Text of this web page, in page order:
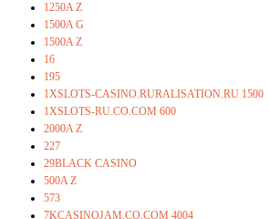
1250A Z
1500A G
1500A Z
16
195
1XSLOTS-CASINO.RURALISATION.RU 1500
1XSLOTS-RU.CO.COM 600
2000A Z
227
29BLACK CASINO
500A Z
573
7KCASINOJAM.CO.COM 4004